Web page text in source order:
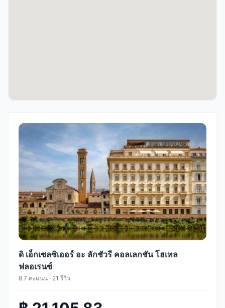
ดิ เอ็กเซลซิเออร์ อะ ลักชัวรี คอลเลกชัน โฮเทล
ฟลอเรนซ์
8.7 คะแนน · 21 รีวิว